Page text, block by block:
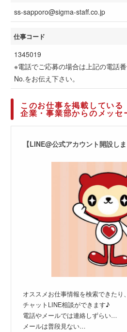
ss-sapporo@sigma-staff.co.jp
仕事コード
1345019
※電話でご応募の場合は上記の電話
No.をお伝え下さい。
このお仕事を掲載している
企業・事業部からのメッセ
【LINE@公式アカウント開設しま
オススメお仕事情報を検索できたり、
チャットLINE相談ができます♪
電話やメールでは連絡しずらい…
メールは普段見ない…